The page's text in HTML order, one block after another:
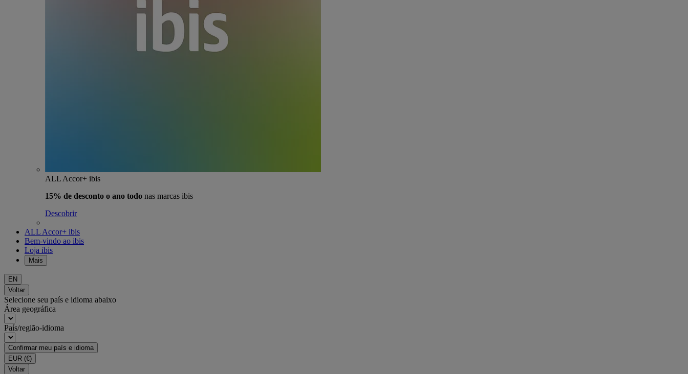
ALL Accor+ ibis
15% de desconto o ano todo nas marcas ibis
Descobrir
ALL Accor+ ibis
Bem-vindo ao ibis
Loja ibis
Mais
EN
Voltar
Selecione seu país e idioma abaixo
Área geográfica
País/região-idioma
Confirmar meu país e idioma
EUR (€)
Voltar